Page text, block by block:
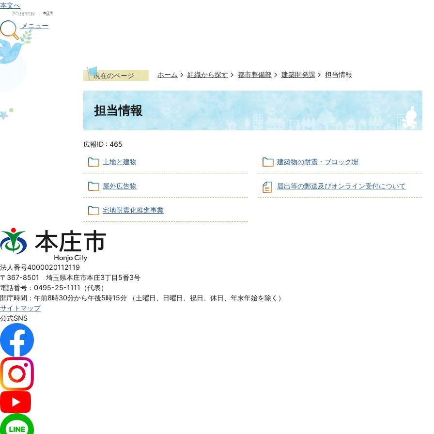
本文へ
メニュー
現在のページ ホーム 組織から探す 都市整備部 建築開発課 担当情報
担当情報
広報ID : 465
土地と建物 建築物の耐震・ブロック塀
屋外広告物 届出等の郵送及びオンライン受付について
宅地耐震化推進事業
本
庄
Honjo
City
法人番号4000020112119
〒367-8501 埼玉県本庄市本庄3丁目5番3号
電話番号：0495-25-1111（代表）
開庁時間：午前8時30分から午後5時15分
（土曜日、日曜日、祝日、休日、年末年始を除く）
サイトマップ
公式SNS